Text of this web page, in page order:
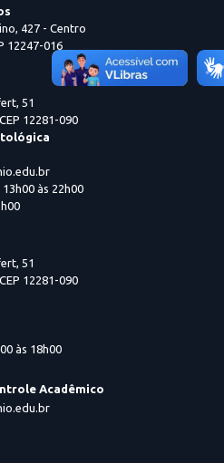
427 - Centro
12247-016
51
12281-090
às 22h00
51
12281-090
às 18h00
Acadêmico